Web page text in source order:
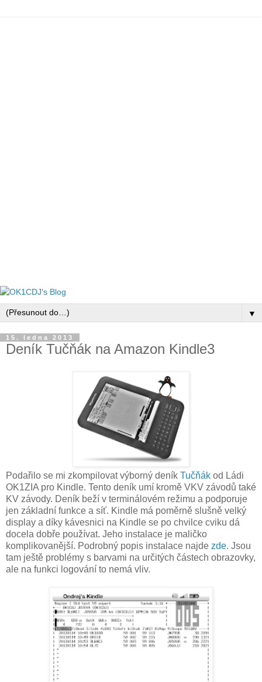
▼
15. ledna 2013
Deník Tučňák na Amazon Kindle3
Podařilo se mi zkompilovat výborný deník Tučňák od Ládi
OK1ZIA pro Kindle. Tento deník umí kromě VKV závodů také
KV závody. Deník beží v terminálovém režimu a podporuje
jen základní funkce a síť. Kindle má poměrně slušně velký
display a díky kávesnici na Kindle se po chvilce cviku dá
docela dobře používat. Jeho instalace je maličko
komplikovanější. Podrobný popis instalace najde zde. Jsou
tam ještě problémy s barvami na určitých částech obrazovky,
ale na funkci logování to nemá vliv.